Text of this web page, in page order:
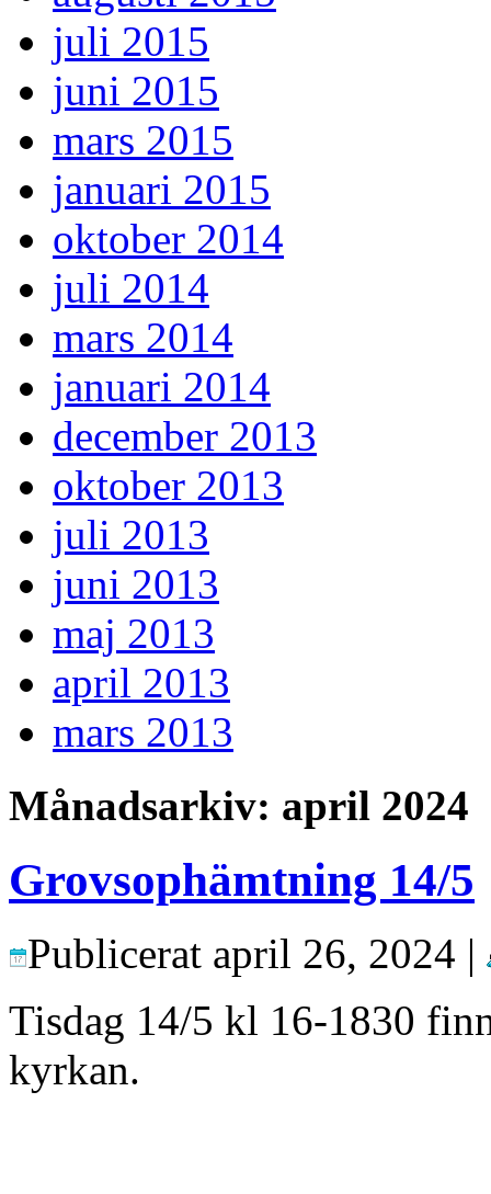
juli 2015
juni 2015
mars 2015
januari 2015
oktober 2014
juli 2014
mars 2014
januari 2014
december 2013
oktober 2013
juli 2013
juni 2013
maj 2013
april 2013
mars 2013
Månadsarkiv: april 2024
Grovsophämtning 14/5
Publicerat april 26, 2024 |
Tisdag 14/5 kl 16-1830
kyrkan.